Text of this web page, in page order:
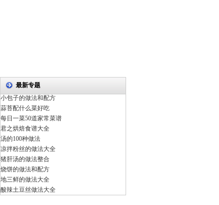
最新专题
小包子的做法和配方
蒜苔配什么菜好吃
每日一菜50道家常菜谱
君之烘焙食谱大全
汤的100种做法
凉拌粉丝的做法大全
猪肝汤的做法整合
烧饼的做法和配方
地三鲜的做法大全
酸辣土豆丝做法大全